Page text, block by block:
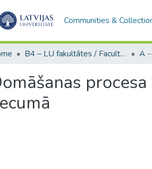
Communities &
B4 – LU fakultātes / Faculties of the UL